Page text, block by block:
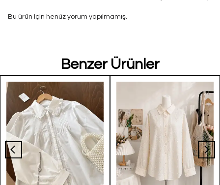
Bu ürün için henüz yorum yapılmamış.
Benzer Ürünler